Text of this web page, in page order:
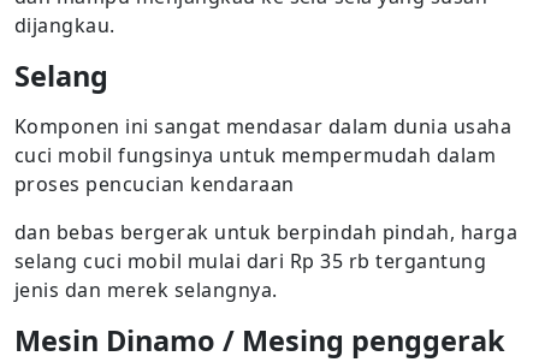
dijangkau.
Selang
Komponen ini sangat mendasar dalam dunia usaha
cuci mobil fungsinya untuk mempermudah dalam
proses pencucian kendaraan
dan bebas bergerak untuk berpindah pindah, harga
selang cuci mobil mulai dari Rp 35 rb tergantung
jenis dan merek selangnya.
Mesin Dinamo / Mesing penggerak